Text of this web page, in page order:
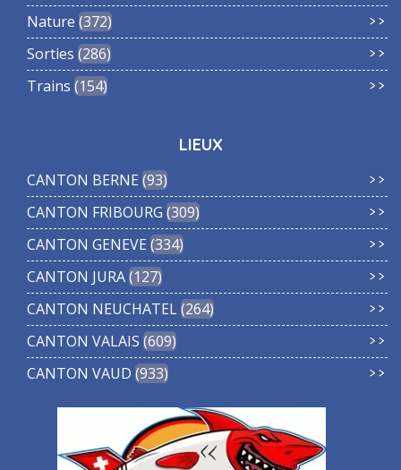
Nature 372
Sorties 286
Trains 154
LIEUX
CANTON BERNE 93
CANTON FRIBOURG 309
CANTON GENEVE 334
CANTON JURA 127
CANTON NEUCHATEL 264
CANTON VALAIS 609
CANTON VAUD 933